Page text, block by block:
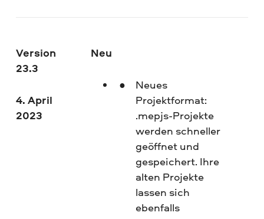
Version
23.3
4. April
2023
Neu
Neues
Projektformat:
.mepjs-Projekte
werden schneller
geöffnet und
gespeichert. Ihre
alten Projekte
lassen sich
ebenfalls